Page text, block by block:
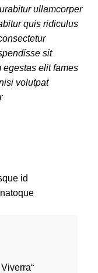
ullamcorper
quis ridiculus
sit
elit fames
volutpat
id
“Fringilla In Dui” @Vestibulum Viverra